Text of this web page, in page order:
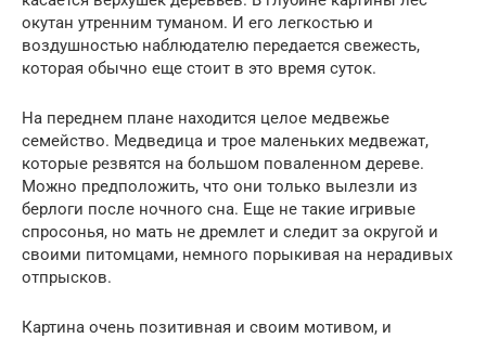
окутан утренним туманом. И его легкостью и
воздушностью наблюдателю передается свежесть,
которая обычно еще стоит в это время суток.
На переднем плане находится целое медвежье
семейство. Медведица и трое маленьких медвежат,
которые резвятся на большом поваленном дереве.
Можно предположить, что они только вылезли из
берлоги после ночного сна. Еще не такие игривые
спросонья, но мать не дремлет и следит за округой и
своими питомцами, немного порыкивая на нерадивых
отпрысков.
Картина очень позитивная и своим мотивом, и